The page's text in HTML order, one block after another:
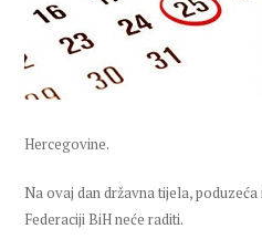
Hercegovine.
Na ovaj dan državna tijela,
Federaciji BiH neće raditi.